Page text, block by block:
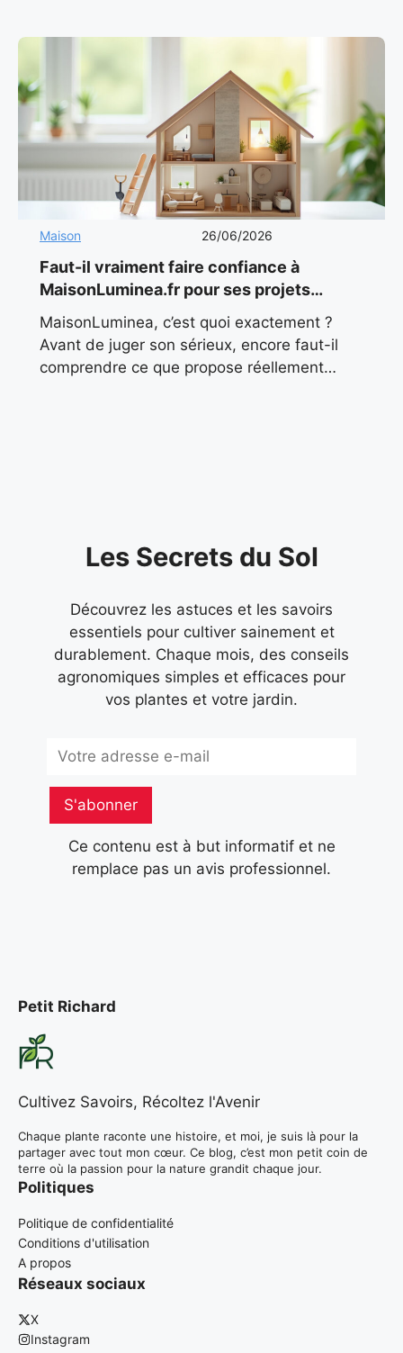
Maison 26/06/2026
Faut-il vraiment faire confiance à
MaisonLuminea.fr pour ses projets
maison en 2026 ?
MaisonLuminea, c’est quoi exactement ?
Avant de juger son sérieux, encore faut-il
comprendre ce que propose réellement
Les Secrets du Sol
Découvrez les astuces et les savoirs
essentiels pour cultiver sainement et
durablement. Chaque mois, des conseils
agronomiques simples et efficaces pour
vos plantes et votre jardin.
S'abonner
Ce contenu est à but informatif et ne
remplace pas un avis professionnel.
Petit Richard
Cultivez Savoirs, Récoltez l'Avenir
Chaque plante raconte une histoire, et moi, je suis là pour la
partager avec tout mon cœur. Ce blog, c’est mon petit coin de
terre où la passion pour la nature grandit chaque jour.
Politiques
Politique de confidentialité
Conditions d'utilisation
A propos
Réseaux sociaux
X
Instagram